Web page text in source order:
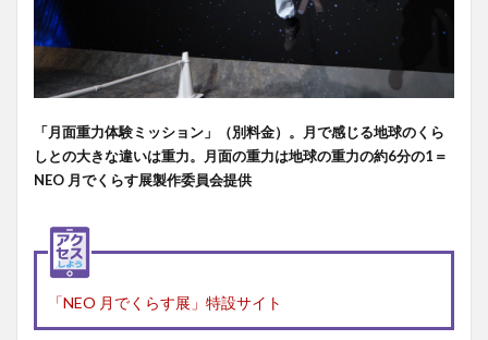
「月面重力体験ミッション」（別料金）。月で感じる地球のくら
しとの大きな違いは重力。月面の重力は地球の重力の約6分の1＝
NEO 月でくらす展製作委員会提供
「NEO 月でくらす展」特設サイト